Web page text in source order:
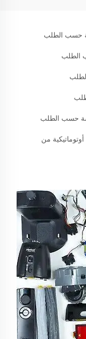
حسب الطلب
الطلب
حسب الطلب
من